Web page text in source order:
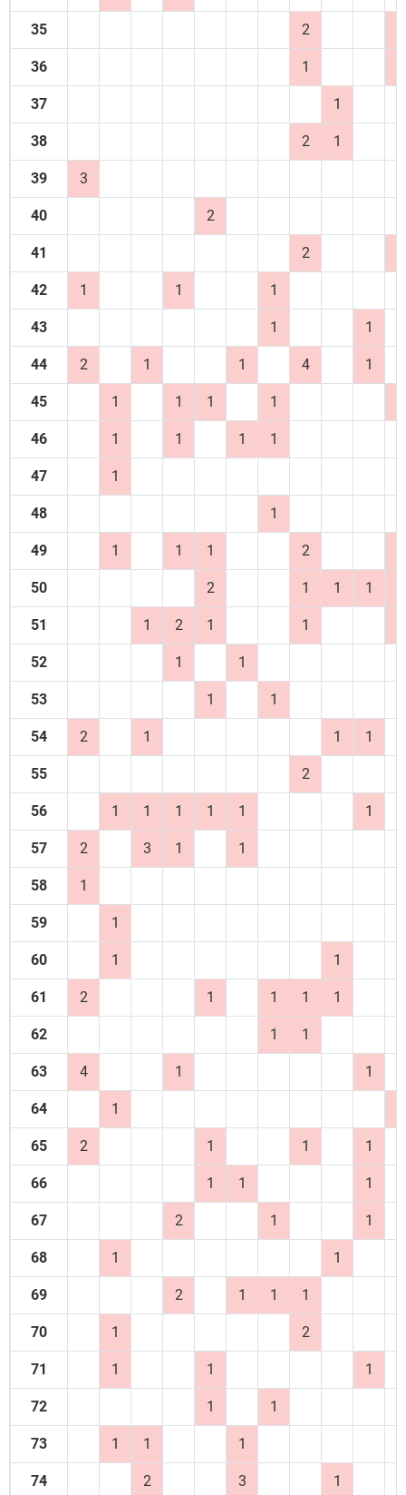
35 2
36 1
37 1
38 2 1
39 3
40 2
41 2
42 1 1 1
43 1 1
44 2 1 1 4 1
45 1 1 1 1
46 1 1 1 1
47 1
48 1
49 1 1 1 2
50 2 1 1 1
51 1 2 1 1
52 1 1
53 1 1
54 2 1 1 1
55 2
56 1 1 1 1 1 1
57 2 3 1 1
58 1
59 1
60 1 1
61 2 1 1 1 1
62 1 1
63 4 1 1
64 1
65 2 1 1 1
66 1 1 1
67 2 1 1
68 1 1
69 2 1 1 1
70 1 2
71 1 1 1
72 1 1
73 1 1 1
74 2 3 1